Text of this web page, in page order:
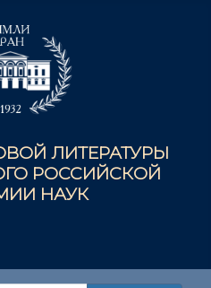
ЛИТЕРАТУРЫ
РОССИЙСКОЙ
НАУК